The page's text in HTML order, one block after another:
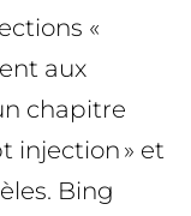
«
aux
chapitre
injection » et
Bing